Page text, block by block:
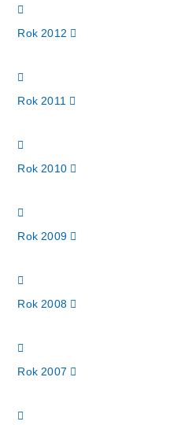
Rok 2012
Rok 2011
Rok 2010
Rok 2009
Rok 2008
Rok 2007